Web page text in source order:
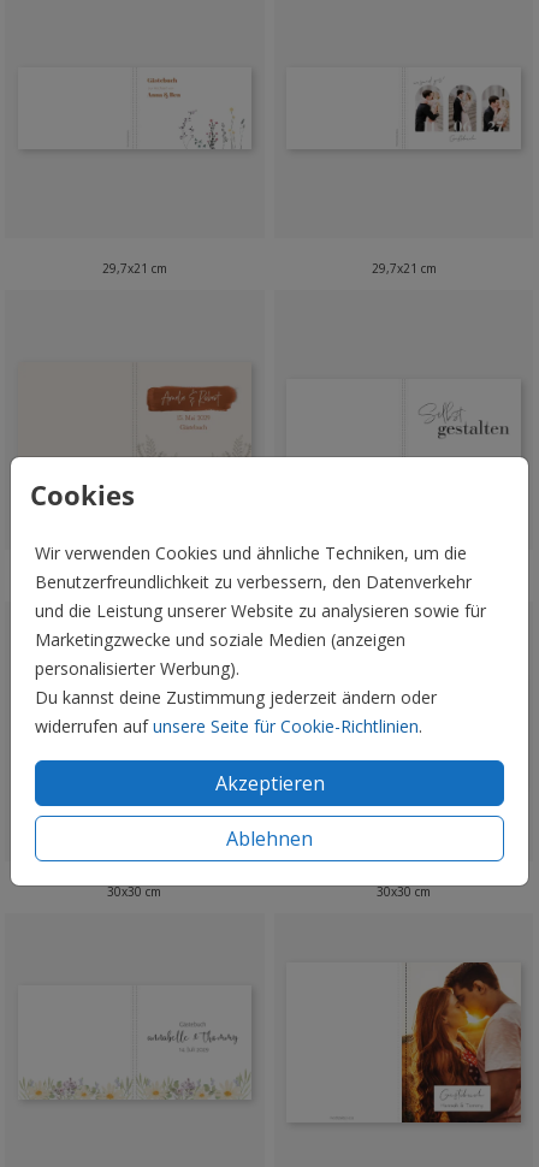
Cookies
Wir verwenden Cookies und ähnliche Techniken, um die
Benutzerfreundlichkeit zu verbessern, den Datenverkehr
und die Leistung unserer Website zu analysieren sowie für
Marketingzwecke und soziale Medien (anzeigen
personalisierter Werbung).
Du kannst deine Zustimmung jederzeit ändern oder
widerrufen aufunsere Seite für Cookie-Richtlinien.
Akzeptieren
Ablehnen
29,7x21 cm 29,7x21 cm
30x30 cm 29,7x21 cm
30x30 cm 30x30 cm